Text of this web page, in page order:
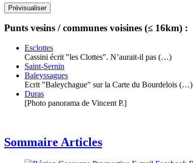
Punts vesins / communes voisines (≤ 16km) :
Esclottes
Cassini écrit "les Clottes". N’aurait-il pas (…)
Saint-Sernin
Baleyssagues
Ecrit "Baleychague" sur la Carte du Bourdelois (…)
Duras
[Photo panorama de Vincent P.]
Sommaire Articles